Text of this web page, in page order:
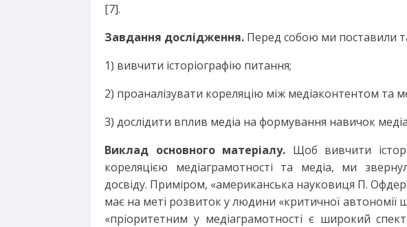
[7].
Завдання дослідження. Перед собою ми поставили
1) вивчити історіографію питання;
2) проаналізувати кореляцію між медіаконтентом та
3) дослідити вплив медіа на формування навичок
Виклад основного матеріалу. Щоб вивчити
кореляцією медіаграмотності та медіа, ми
досвіду. Приміром, «американська науковиця П.
має на меті розвиток у людини «критичної автономії
«пріоритетним у медіаграмотності є широкий